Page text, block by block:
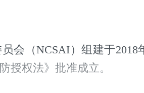
会（NCSAI）组建于2018
授权法》批准成立。